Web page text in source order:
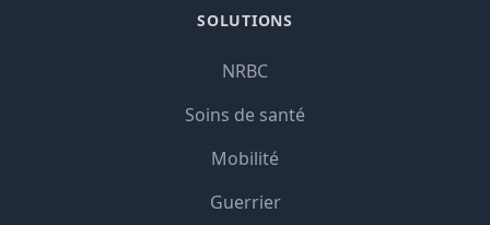
SOLUTIONS
NRBC
Soins de santé
Mobilité
Guerrier